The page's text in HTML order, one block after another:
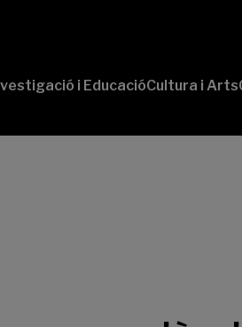
i EducacióCultura i Arts